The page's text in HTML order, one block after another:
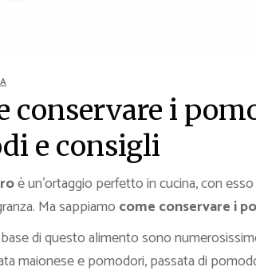
conservare i
e consigli
è un’ortaggio perfetto in cucina, con
Ma sappiamo come conservare i
di questo alimento sono
maionese e pomodori, passata di